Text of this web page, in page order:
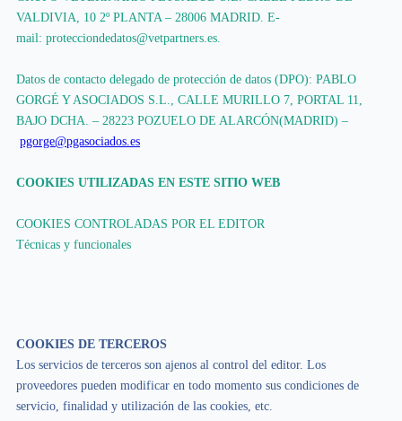
VALDIVIA, 10 2º PLANTA – 28006 MADRID. E-
mail: protecciondedatos@vetpartners.es.
Datos de contacto delegado de protección de datos (DPO): PABLO
GORGÉ Y ASOCIADOS S.L., CALLE MURILLO 7, PORTAL 11,
BAJO DCHA. – 28223 POZUELO DE ALARCÓN(MADRID) –
pgorge@pgasociados.es
COOKIES UTILIZADAS EN ESTE SITIO WEB
COOKIES CONTROLADAS POR EL EDITOR
Técnicas y funcionales
COOKIES DE TERCEROS
Los servicios de terceros son ajenos al control del editor. Los
proveedores pueden modificar en todo momento sus condiciones de
servicio, finalidad y utilización de las cookies, etc.